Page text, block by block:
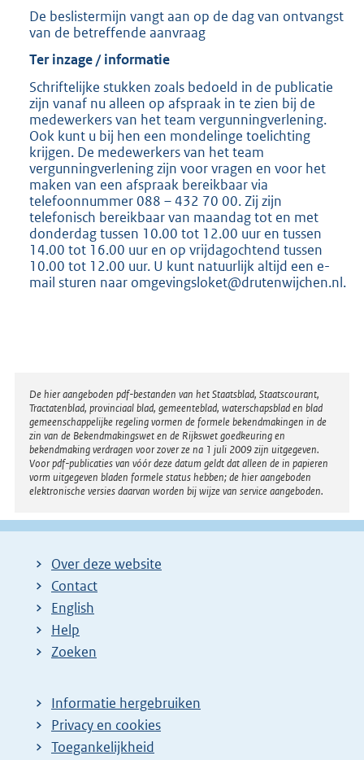
De beslistermijn vangt aan op de dag van ontvangst
van de betreffende aanvraag
Ter inzage / informatie
Schriftelijke stukken zoals bedoeld in de publicatie
zijn vanaf nu alleen op afspraak in te zien bij de
medewerkers van het team vergunningverlening.
Ook kunt u bij hen een mondelinge toelichting
krijgen. De medewerkers van het team
vergunningverlening zijn voor vragen en voor het
maken van een afspraak bereikbaar via
telefoonnummer 088 – 432 70 00. Zij zijn
telefonisch bereikbaar van maandag tot en met
donderdag tussen 10.00 tot 12.00 uur en tussen
14.00 tot 16.00 uur en op vrijdagochtend tussen
10.00 tot 12.00 uur. U kunt natuurlijk altijd een e-
mail sturen naar omgevingsloket@drutenwijchen.nl.
Disclaimer
De hier aangeboden pdf-bestanden van het Staatsblad, Staatscourant,
Tractatenblad, provinciaal blad, gemeenteblad, waterschapsblad en blad
gemeenschappelijke regeling vormen de formele bekendmakingen in de
zin van de Bekendmakingswet en de Rijkswet goedkeuring en
bekendmaking verdragen voor zover ze na 1 juli 2009 zijn uitgegeven.
Voor pdf-publicaties van vóór deze datum geldt dat alleen de in papieren
vorm uitgegeven bladen formele status hebben; de hier aangeboden
elektronische versies daarvan worden bij wijze van service aangeboden.
Over deze website
Contact
English
Help
Zoeken
Informatie hergebruiken
Privacy en cookies
Toegankelijkheid